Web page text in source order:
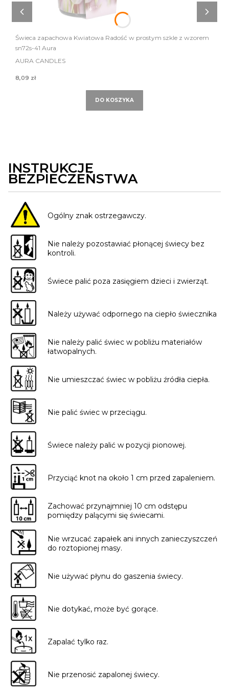
Świeca zapachowa Kwiatowa Radość w prostym szkle z wzorem
sn72s-41 Aura
AURA CANDLES
8,09 zł
DO KOSZYKA
INSTRUKCJE
BEZPIECZEŃSTWA
Ogólny znak ostrzegawczy.
Nie należy pozostawiać płonącej świecy bez
kontroli.
Świece palić poza zasięgiem dzieci i zwierząt.
Należy używać odpornego na ciepło świecznika
Nie należy palić świec w pobliżu materiałów
łatwopalnych.
Nie umieszczać świec w pobliżu źródła ciepła.
Nie palić świec w przeciągu.
Świece należy palić w pozycji pionowej.
Przyciąć knot na około 1 cm przed zapaleniem.
Zachować przynajmniej 10 cm odstępu
pomiędzy palącymi się świecami.
Nie wrzucać zapałek ani innych zanieczyszczeń
do roztopionej masy.
Nie używać płynu do gaszenia świecy.
Nie dotykać, może być gorące.
Zapalać tylko raz.
Nie przenosić zapalonej świecy.